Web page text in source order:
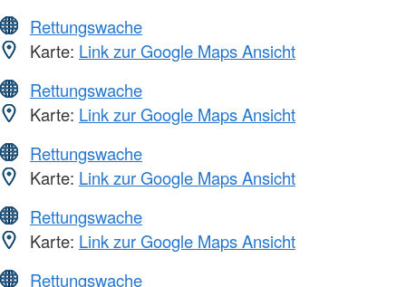
Rettungswache
Karte: Link zur Google Maps Ansicht
Rettungswache
Karte: Link zur Google Maps Ansicht
Rettungswache
Karte: Link zur Google Maps Ansicht
Rettungswache
Karte: Link zur Google Maps Ansicht
Rettungswache